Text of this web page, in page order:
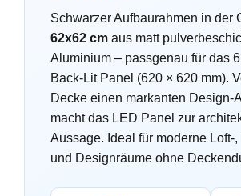
Schwarzer Aufbaurahmen in der
62x62 cm aus matt
Aluminium – passgenau für das
Back-Lit Panel (620 × 620 mm).
Decke einen markanten Design-
macht das LED Panel zur
Aussage. Ideal für moderne Loft-
und Designräume ohne